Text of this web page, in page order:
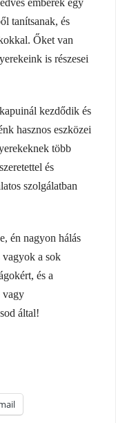
emberek egy
tanítsanak, és
Őket van
is részesei
kezdődik és
hasznos eszközei
több
és
szolgálatban
én nagyon hálás
vagyok a sok
és a
vagy
által!